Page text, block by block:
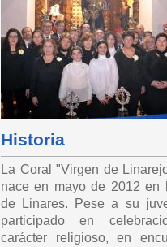
Historia
La Coral "Virgen de
nace en mayo de 2012 en
de Linares. Pese a su
participado en
carácter religioso, en